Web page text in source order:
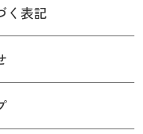
く表記